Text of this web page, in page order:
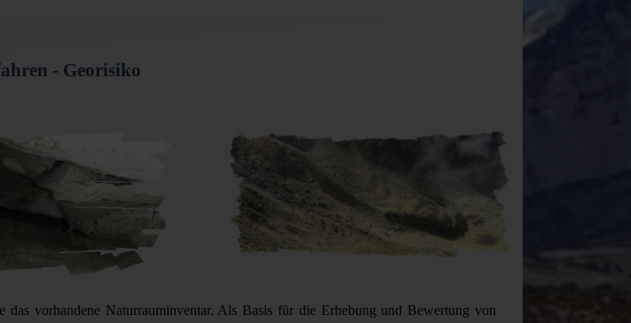
- Georisiko
vorhandene Naturrauminventar. Als Basis für die Erhebung und Bewertung von